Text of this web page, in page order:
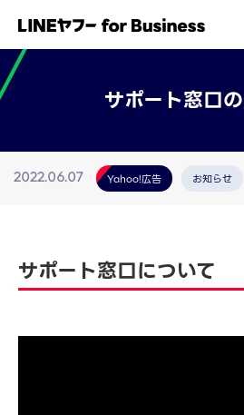
サポート窓口
2022.06.07 Yahoo!広告 お知らせ
サポート窓口について